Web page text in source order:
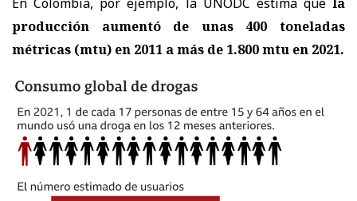
producción aumentó de unas 400 toneladas
métricas (mtu) en 2011 a más de 1.800 mtu en 2021.